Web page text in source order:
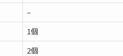
–
1個
2個